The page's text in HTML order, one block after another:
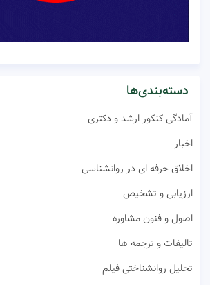
دسته‌بندی‌ها
آمادگی کنکور ارشد و دکتری
اخبار
اخلاق حرفه ای در روانشناسی
ارزیابی و تشخیص
اصول و فنون مشاوره
تالیفات و ترجمه ها
تحلیل روانشناختی فیلم